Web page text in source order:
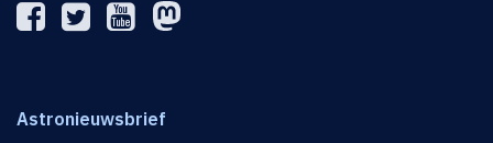
Astronieuwsbrief